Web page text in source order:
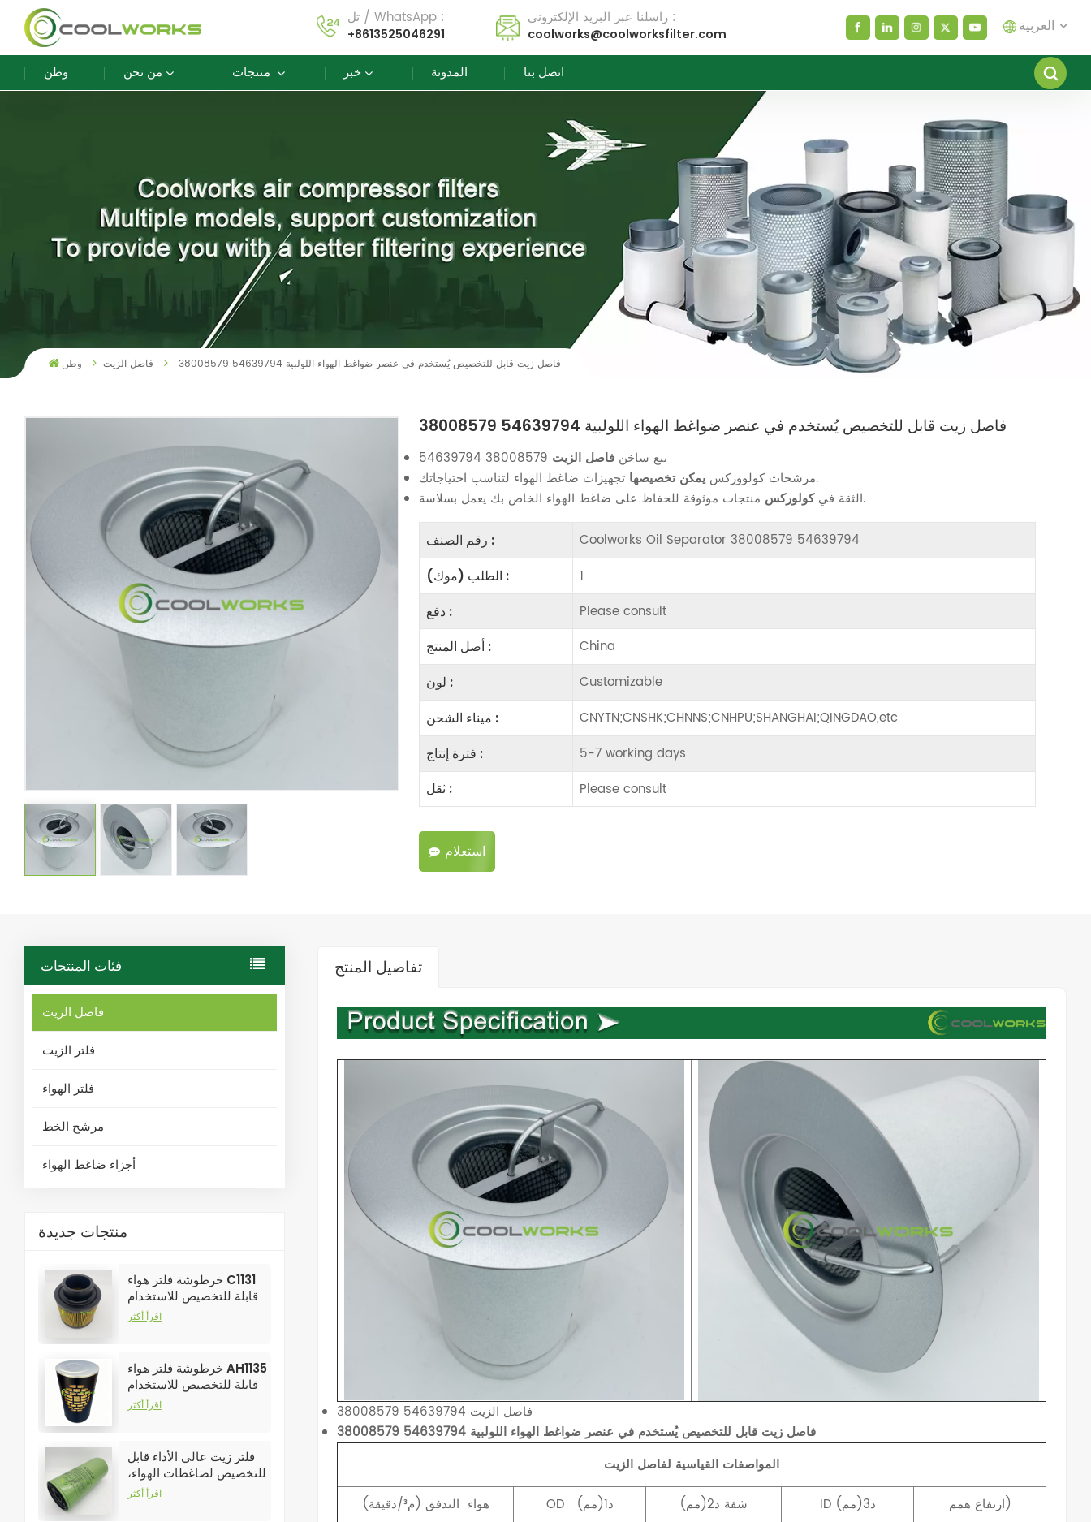
تل / WhatsApp :
+8613525046291
راسلنا عبر البريد الإلكتروني :
coolworks@coolworksfilter.com العربية
español
العربية
русский
Melayu
وطن من نحن خبر المدونة اتصل بنا
وطن فاصل الزيت 38008579 54639794 فاصل زيت قابل للتخصيص يُستخدم في عنصر ضواغط الهواء اللولبية
38008579 54639794 فاصل زيت قابل للتخصيص يُستخدم في عنصر ضواغط الهواء اللولبية
بيع ساخنفاصل الزيت 38008579 54639794
مرشحات كولووركسيمكن تخصيصها
تجهيزات ضاغط الهواء لتناسب احتياجاتك.
الثقة فيكولوركس منتجات موثوقة للحفاظ على ضاغط الهواء الخاص بك يعمل بسلاسة.
رقم الصنف : Coolworks Oil Separator 38008579 54639794
الطلب (موك) : 1
دفع : Please consult
أصل المنتج : China
لون : Customizable
ميناء الشحن : CNYTN;CNSHK;CHNNS;CNHPU;SHANGHAI;QINGDAO,etc
فترة إنتاج : 5-7 working days
ثقل : Please consult
استعلام
فئات المنتجات
فاصل الزيت
فلتر الزيت
فلتر الهواء
مرشح الخط
أجزاء ضاغط الهواء
منتجات جديدة
خرطوشة فلتر هواء C1131
قابلة للتخصيص للاستخدام
الصناعي في فلاتر ضواغط
اقرأ أكثر
خرطوشة فلتر هواء AH1135
قابلة للتخصيص للاستخدام
الصناعي في فلاتر ضواغط
اقرأ أكثر
فلتر زيت عالي الأداء قابل
للتخصيص لضاغطات الهواء،
اقرأ أكثر
تفاصيل المنتج
38008579 54639794 فاصل الزيت
38008579 54639794 فاصل زيت قابل للتخصيص يُستخدم في عنصر ضواغط الهواء اللولبية
المواصفات القياسية لفاصل الزيت
هواء التدفق (م³/دقيقة) OD د1(مم) شفة د2(مم) ID د3(مم) ارتفاعهمم)